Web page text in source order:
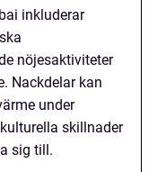
inkluderar
nöjesaktiviteter
Nackdelar kan
under
skillnader
sig till.